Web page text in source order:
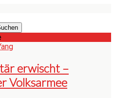
erwischt –
Volksarmee